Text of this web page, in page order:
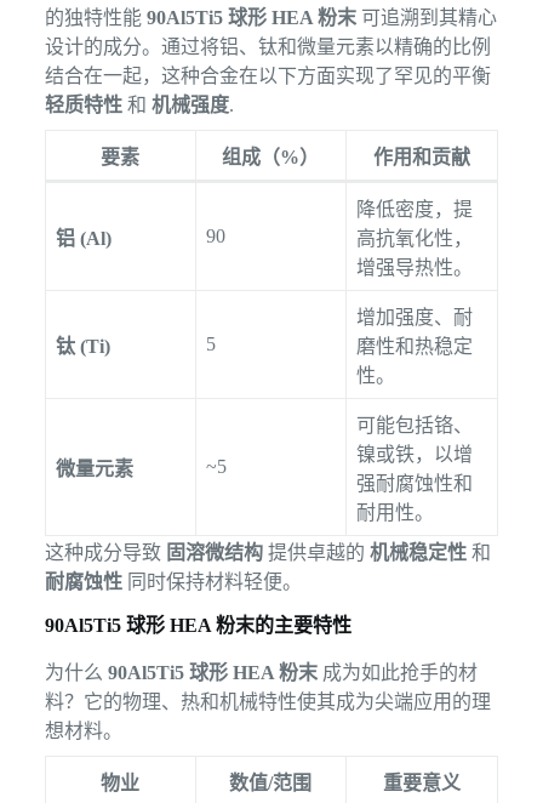
的独特性能 90Al5Ti5 球形 HEA 粉末可追溯到其精心
设计的成分。通过将铝、钛和微量元素以精确的比例
结合在一起，这种合金在以下方面实现了罕见的平衡
轻质特性和 机械强度.
要素 组成（%） 作用和贡献
铝 (Al) 90
降低密度，提
高抗氧化性，
增强导热性。
钛 (Ti) 5
增加强度、耐
磨性和热稳定
性。
微量元素 ~5
可能包括铬、
镍或铁，以增
强耐腐蚀性和
耐用性。
这种成分导致 固溶微结构提供卓越的 机械稳定性和
耐腐蚀性同时保持材料轻便。
90Al5Ti5 球形 HEA 粉末的主要特性
为什么 90Al5Ti5 球形 HEA 粉末成为如此抢手的材
料？它的物理、热和机械特性使其成为尖端应用的理
想材料。
物业 数值/范围 重要意义